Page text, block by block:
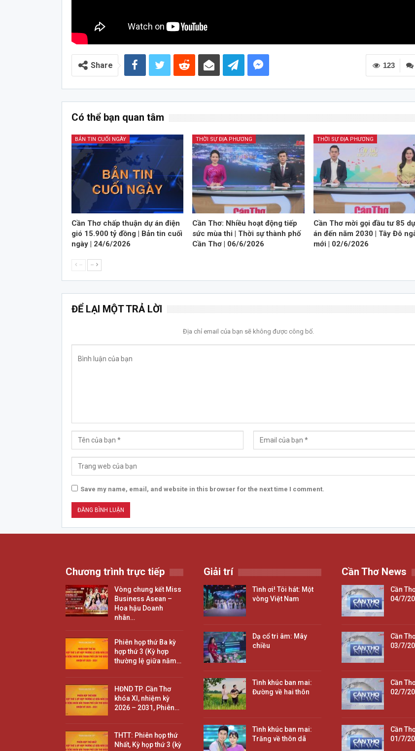
123
Share
Có thể bạn quan tâm
BẢN TIN CUỐI NGÀY
Cần Thơ chấp thuận dự án điện
gió 15.900 tỷ đồng | Bản tin cuối
ngày | 24/6/2026
THỜI SỰ ĐỊA PHƯƠNG
Cần Thơ: Nhiều hoạt động tiếp
sức mùa thi | Thời sự thành phố
Cần Thơ | 06/6/2026
THỜI SỰ ĐỊA PHƯƠNG
Cần Thơ mời gọi đầu tư 85 dự
án đến năm 2030 | Tây Đô
mới | 02/6/2026
-- --
ĐỂ LẠI MỘT TRẢ LỜI
Địa chỉ email của bạn sẽ không được công bố.
Save my name, email, and website in this browser for the next time I comment.
Chương trình trực tiếp
Vòng chung kết Miss
Business Asean –
Hoa hậu Doanh
nhân…
Phiên họp thứ Ba kỳ
hợp thứ 3 (Kỳ hợp
thường lệ giữa năm…
HĐND TP. Cần Thơ
khóa XI, nhiệm kỳ
2026 – 2031, Phiên…
THTT: Phiên họp thứ
Nhất, Kỳ họp thứ 3 (kỳ
Giải trí
Tình ơi! Tôi hát: Một
vòng Việt Nam
Dạ cổ tri âm: Mây
chiều
Tình khúc ban mai:
Đường về hai thôn
Tình khúc ban mai:
Trăng về thôn dã
Cần Thơ News
Cần
04/7/
Cần
03/7/
Cần
02/7/
Cần
01/7/